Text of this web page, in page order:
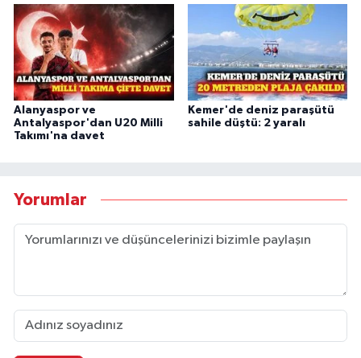
Alanyaspor ve
Antalyaspor'dan U20 Milli
Takımı'na davet
Kemer'de deniz paraşütü
sahile düştü: 2 yaralı
Yorumlar